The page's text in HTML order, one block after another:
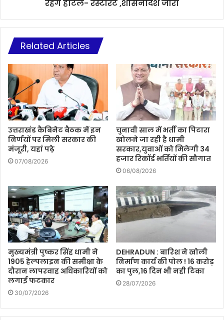
रहेंगे होटल- रेस्टोरेंट ,शासनादेश जारी
Related Articles
उत्तराखंड कैबिनेट बैठक में इन
निर्णयों पर मिली सरकार की
मंजूरी, यहां पढ़े
07/08/2026
चुनावी साल में भर्ती का पिटारा
खोलने जा रही है धामी
सरकार,युवाओं को मिलेगी 34
हजार रिकॉर्ड भर्तियों की सौगात
06/08/2026
मुख्यमंत्री पुष्कर सिंह धामी ने
1905 हेल्पलाइन की समीक्षा के
दौरान लापरवाह अधिकारियों को
लगाई फटकार
30/07/2026
DEHRADUN : बारिश ने खोली
निर्माण कार्य की पोल ! 16 करोड़
का पुल,16 दिन भी नही टिका
28/07/2026